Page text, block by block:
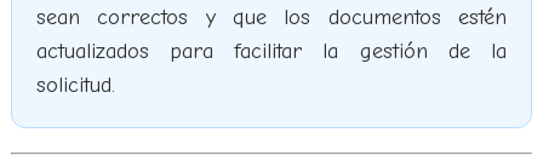
sean correctos y que los documentos estén
actualizados para facilitar la gestión de la
solicitud.